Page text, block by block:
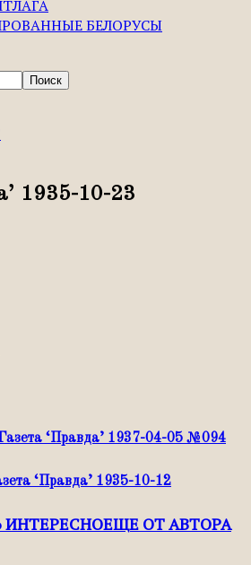
БЕЛОРУСЫ
1935-10-23
‘Правда’ 1937-04-05 №094
‘Правда’ 1935-10-12
ЕЩЕ ОТ АВТОРА